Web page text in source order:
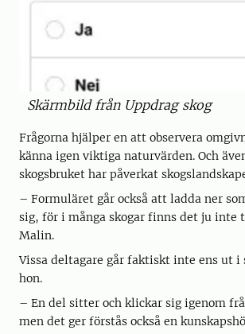
Skärmbild från Uppdrag skog
Frågorna hjälper en att observera
känna igen viktiga naturvärden. Och
skogsbruket har påverkat
– Formuläret går också att ladda ner
sig, för i många skogar finns det ju inte
Malin.
Vissa deltagare går faktiskt inte ens ut i
hon.
– En del sitter och klickar sig igenom
men det ger förstås också en